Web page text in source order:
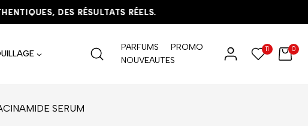
DES RÉSULTATS RÉELS.
DES RÉSULTATS RÉELS.
DES RÉSULTATS RÉELS.
PARFUMS
PROMO
NOUVEAUTES
11 0
SERUM